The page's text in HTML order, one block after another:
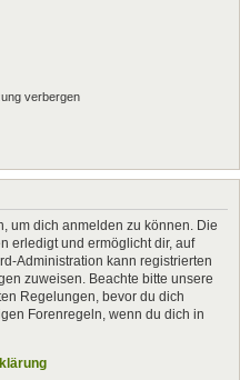
verbergen
um dich anmelden zu können. Die
erledigt und ermöglicht dir, auf
Administration kann registrierten
zuweisen. Beachte bitte unsere
Regelungen, bevor du dich
Forenregeln, wenn du dich in